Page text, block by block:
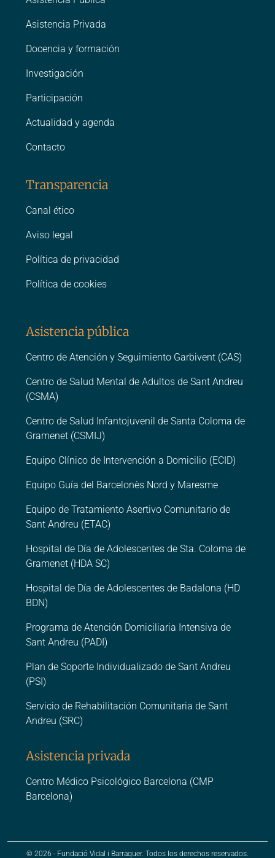
Asistencia Privada
Docencia y formación
Investigación
Participación
Actualidad y agenda
Contacto
Transparencia
Canal ético
Aviso legal
Política de privacidad
Política de cookies
Asistencia pública
Centro de Atención y Seguimiento Garbivent (CAS)
Centro de Salud Mental de Adultos de Sant Andreu
(CSMA)
Centro de Salud Infantojuvenil de Santa Coloma de
Gramenet (CSMIJ)
Equipo Clínico de Intervención a Domicilio (ECID)
Equipo Guía del Barcelonès Nord y Maresme
Equipo de Tratamiento Asertivo Comunitario de
Sant Andreu (ETAC)
Hospital de Día de Adolescentes de Sta. Coloma de
Gramenet (HDA SC)
Hospital de Día de Adolescentes de Badalona (HD
BDN)
Programa de Atención Domiciliaria Intensiva de
Sant Andreu (PADI)
Plan de Soporte Individualizado de Sant Andreu
(PSI)
Servicio de Rehabilitación Comunitaria de Sant
Andreu (SRC)
Asistencia privada
Centro Médico Psicológico Barcelona (CMP
Barcelona)
© 2026 - Fundació Vidal i Barraquer. Todos los derechos reservados.